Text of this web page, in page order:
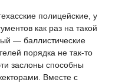
полицейские, у
как раз на такой
— баллистические
порядка не так-то
заслоны способны
Вместе с